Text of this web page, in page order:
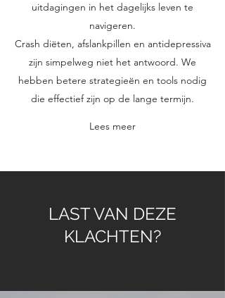
uitdagingen in het dagelijks leven te
navigeren.
Crash diëten, afslankpillen en antidepressiva
zijn simpelweg niet het antwoord. We
hebben betere strategieën en tools nodig
die effectief zijn op de lange termijn.
Lees meer
LAST VAN DEZE
KLACHTEN?